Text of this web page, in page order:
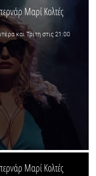
Μαρί Κολτές
και Τρίτη στις 21:00
Μαρί Κολτές